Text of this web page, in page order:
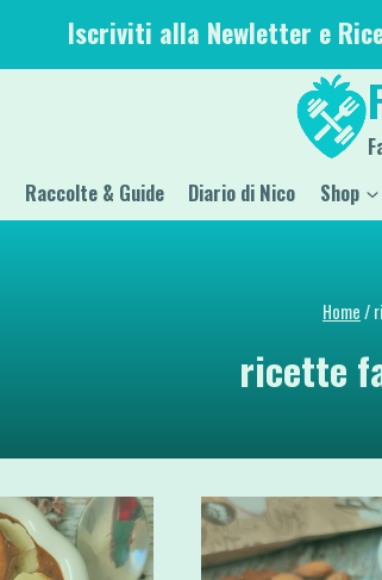
Iscriviti alla Newletter e
Raccolte & Guide Diario di Nico Shop
Home/
ricette